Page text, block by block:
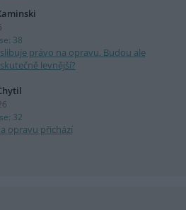
38
právo na opravu. Budou ale
levnější?
32
opravu přichází